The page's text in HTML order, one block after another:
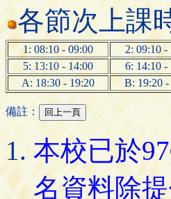
各節次上課
1: 08:10 - 09:00 2: 09:10 -
5: 13:10 - 14:00
6: 14:10 -
A: 18:30 - 19:20
B: 19:20 -
備註：
本校已於
名資料除